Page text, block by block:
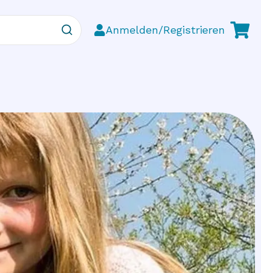
Anmelden/Registrieren